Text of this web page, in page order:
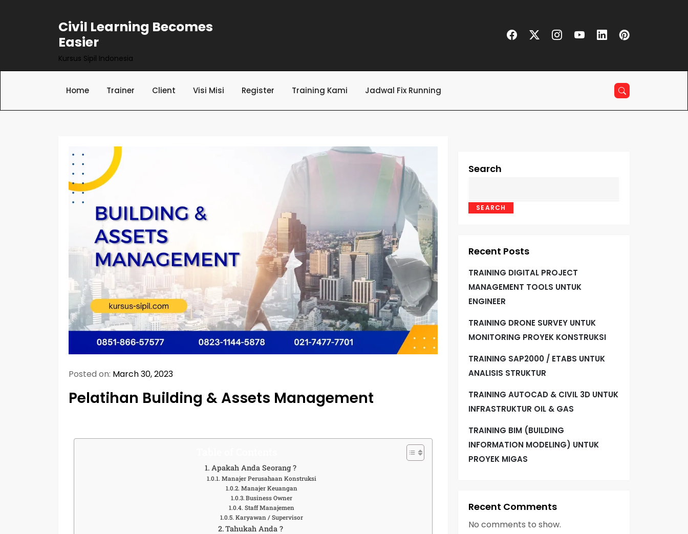
Civil Learning Becomes
Easier
Kursus Sipil Indonesia
Home Trainer Client Visi Misi Register Training Kami Jadwal Fix Running
Posted on: March 30, 2023
Pelatihan Building & Assets Management
Apakah Anda Seorang ?
Manajer Perusahaan Konstruksi
Manajer Keuangan
Business Owner
Staff Manajemen
Karyawan / Supervisor
Tahukah Anda ?
Search
SEARCH
Recent Posts
TRAINING DIGITAL PROJECT
MANAGEMENT TOOLS UNTUK
ENGINEER
TRAINING DRONE SURVEY UNTUK
MONITORING PROYEK KONSTRUKSI
TRAINING SAP2000 / ETABS UNTUK
ANALISIS STRUKTUR
TRAINING AUTOCAD & CIVIL 3D UNTUK
INFRASTRUKTUR OIL & GAS
TRAINING BIM (BUILDING
INFORMATION MODELING) UNTUK
PROYEK MIGAS
Recent Comments
No comments to show.